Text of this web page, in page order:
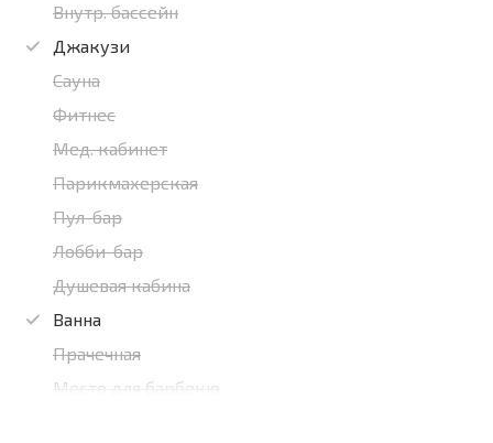
Внутр. бассейн
Джакузи
Сауна
Фитнес
Мед. кабинет
Парикмахерская
Пул-бар
Лобби-бар
Душевая кабина
Ванна
Прачечная
Место для барбекю